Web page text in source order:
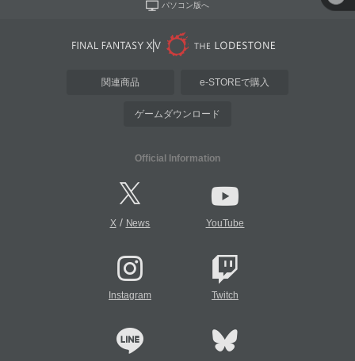
パソコン版へ
関連商品 e-STOREで購入
ゲームダウンロード
Official Information
X/ News YouTube
Instagram Twitch